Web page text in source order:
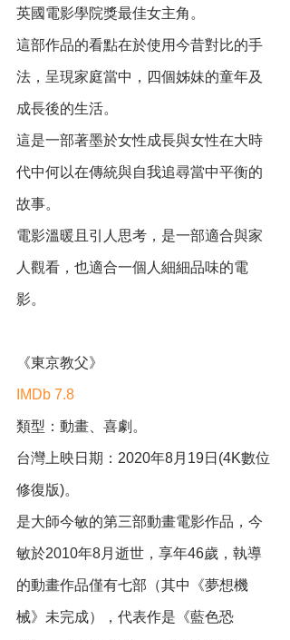
英國電影學院獎最佳女主角。
這部作品的看點在於使用今昔對比的手
法，呈現家庭當中，四個姊妹的童年及
成長後的生活。
這是一部著墨於女性成長與女性在大時
代中何以在傳統與自我追尋當中平衡的
故事。
電影溫暖且引人思考，是一部適合與家
人觀看，也適合一個人細細品味的電
影。
《東京教父》
IMDb 7.8
類型：動畫、喜劇。
台灣上映日期：2020年8月19日(4K數位
修復版)。
是大師今敏的第三部動畫電影作品，今
敏於2010年8月逝世，享年46歲，執導
的動畫作品僅有七部（其中《夢想機
械》未完成），代表作是《藍色恐